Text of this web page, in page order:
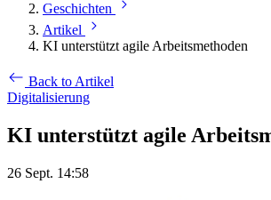
Geschichten
Artikel
KI unterstützt agile Arbeitsmethoden
Back to Artikel
Digitalisierung
KI unterstützt agile
26 Sept. 14:58